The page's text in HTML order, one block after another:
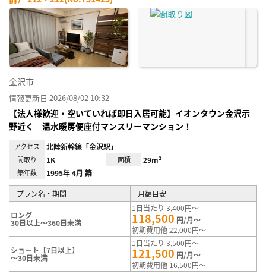
に入
金沢市
情報更新日 2026/08/02 10:32
【法人様歓迎・空いていれば即日入居可能】イオンタウン金沢示
野近く 温水暖房便座付マンスリーマンション！
アクセス 北陸新幹線「金沢駅」
間取り 1K 面積 29m²
築年数 1995年 4月 築
プラン名・期間 月額目安
ロング
30日以上～360日未満
1日当たり 3,400円～
118,500 円/月～
初期費用他 22,000円～
ショート【7日以上】
～30日未満
1日当たり 3,500円～
121,500 円/月～
初期費用他 16,500円～